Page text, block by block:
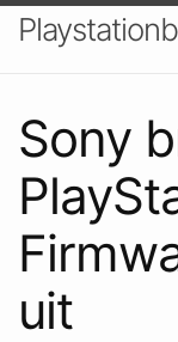
Sony
uit